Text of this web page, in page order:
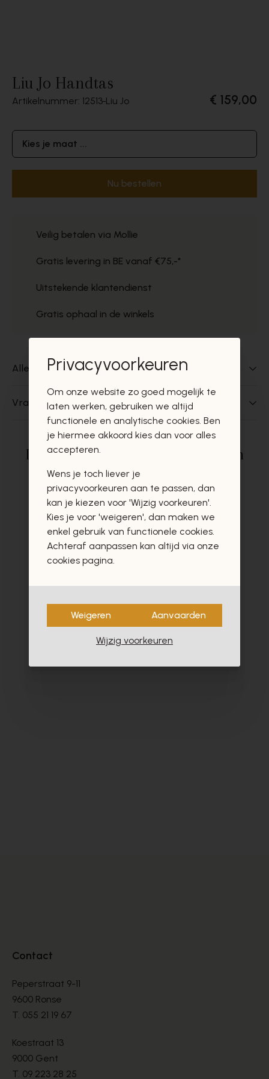
Liu Jo Handtas
Artikelnummer: 12513 Liu Jo € 159,00
Kies je maat ...
Nu bestellen
Veilig betalen via Mollie
Gratis levering in BE vanaf €75,-*
Uitstekende klantendienst
Gratis ophaal in de winkels
Alles over dit product
Vragen over dit product?
Deze producten zullen u zeker en
vast ook interesseren
Contact
Peperstraat 9-11
9600 Ronse
T. 055 21 19 67
Koestraat 13
9000 Gent
T. 09 223 28 25
Privacyvoorkeuren
Om onze website zo goed mogelijk te
laten werken, gebruiken we altijd
functionele en analytische cookies. Ben
je hiermee akkoord kies dan voor alles
accepteren.
Wens je toch liever je
privacyvoorkeuren aan te passen, dan
kan je kiezen voor 'Wijzig voorkeuren'.
Kies je voor 'weigeren', dan maken we
enkel gebruik van functionele cookies.
Achteraf aanpassen kan altijd via onze
cookies pagina.
Weigeren Aanvaarden
Wijzig voorkeuren